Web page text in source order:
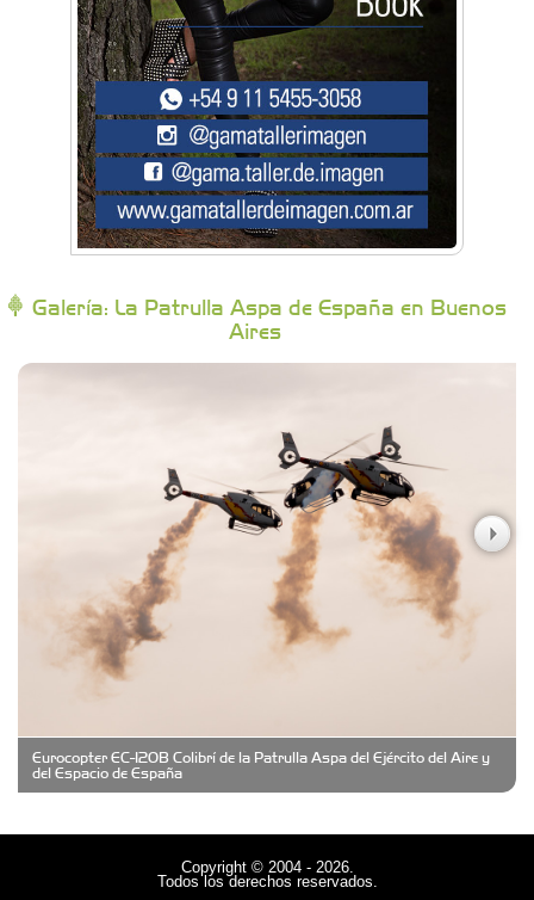
BAIC Ramos Mejía
Brisé Estudio de Danzas
Buenos Aires Equipar
Campoy Federik - Productores Asesores de
Seguros
Carniceria y granja El Viejo Peña
Casa Berta
Clima Castelar
CONSERVAS YAMASIRO
Cubanico´s - Cubanitos Rellenos!
Galería: La Patrulla Aspa de España en Buenos
Aires
Eurocopter EC-120B Colibrí de la Patrulla Aspa del Ejército del Aire y
del Espacio de España
Copyright © 2004 - 2026.
Todos los derechos reservados.